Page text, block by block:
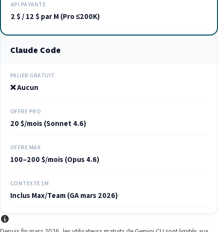
API PAYANTE
2 $ / 12 $ par M (Pro ≤200K)
Claude Code
PALIER GRATUIT
❌ Aucun
OFFRE PRO
20 $/mois (Sonnet 4.6)
OFFRE MAX
100–200 $/mois (Opus 4.6)
CONTEXTE 1M
Inclus Max/Team (GA mars 2026)